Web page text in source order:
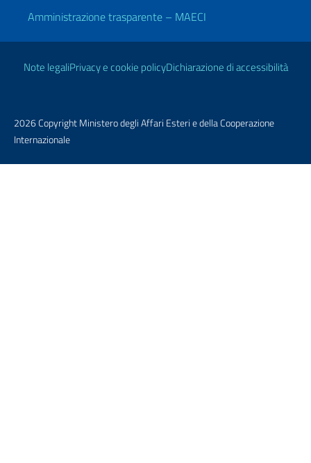
Amministrazione trasparente – MAECI
Link Utili
Note legaliPrivacy e cookie policyDichiarazione di accessibilità
2026 Copyright Ministero degli Affari Esteri e della Cooperazione
Internazionale